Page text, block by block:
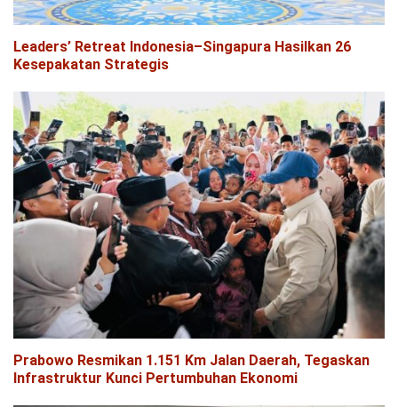
Leaders’ Retreat Indonesia–Singapura Hasilkan 26
Kesepakatan Strategis
Prabowo Resmikan 1.151 Km Jalan Daerah, Tegaskan
Infrastruktur Kunci Pertumbuhan Ekonomi